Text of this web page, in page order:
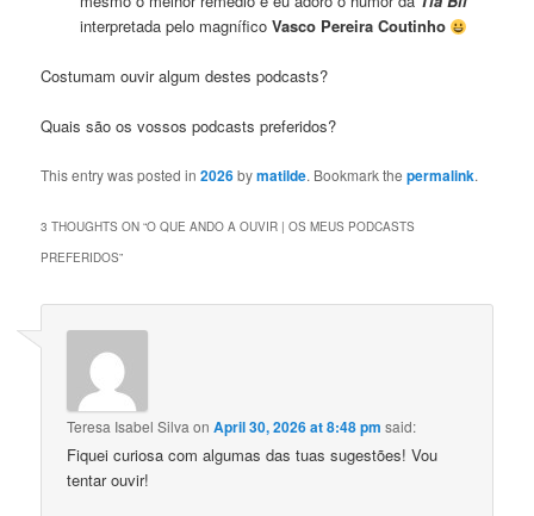
interpretada pelo magnífico Vasco Pereira Coutinho
Costumam ouvir algum destes podcasts?
Quais são os vossos podcasts preferidos?
This entry was posted in2026bymatilde. Bookmark thepermalink.
3 THOUGHTS ON “O QUE ANDO A OUVIR | OS MEUS PODCASTS
PREFERIDOS”
Teresa Isabel Silva onApril 30, 2026 at 8:48 pm said:
Fiquei curiosa com algumas das tuas sugestões! Vou
tentar ouvir!